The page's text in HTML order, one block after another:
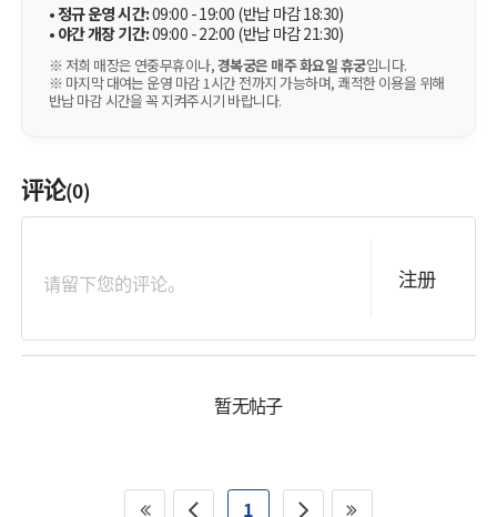
•정규 운영 시간:09:00 - 19:00 (반납 마감 18:30)
• 야간 개장 기간:09:00 - 22:00 (반납 마감 21:30)
※ 저희 매장은 연중무휴이나,경복궁은 매주 화요일 휴궁입니다.
※ 마지막 대여는 운영 마감 1시간 전까지 가능하며, 쾌적한 이용을 위해
반납 마감 시간을 꼭 지켜주시기 바랍니다.
评论(0)
注册
暂无帖子
1